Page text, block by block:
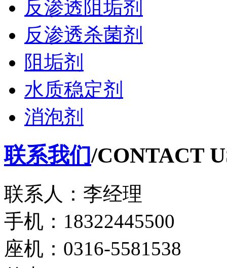
反渗透阻垢剂
反渗透杀菌剂
阻垢剂
水质稳定剂
消泡剂
联系我们/CONTACT
联系人：李经理
手机：18322445500
座机：0316-5581538